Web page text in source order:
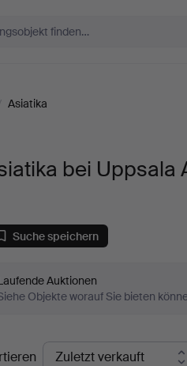
/ Asiatika
bei Uppsala
Suche speichern
Auktionen
Objekte worauf Sie bieten